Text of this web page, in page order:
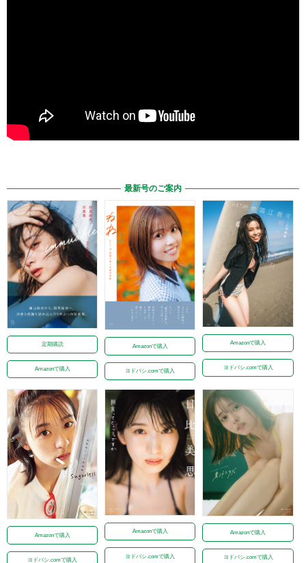
最新号のご案内
定期購読
Amazonで購入
Amazonで購入
ヨドバシ.comで購入
Amazonで購入
ヨドバシ.comで購入
Amazonで購入
ヨドバシ.comで購入
Amazonで購入
ヨドバシ.comで購入
Amazonで購入
ヨドバシ.comで購入